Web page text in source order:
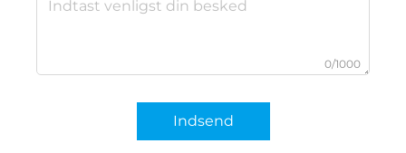
0/1000
Indsend